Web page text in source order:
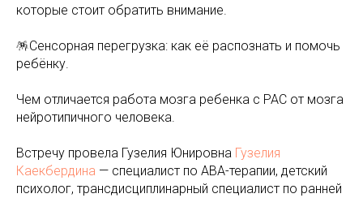
которые стоит обратить внимание.
🪅Сенсорная перегрузка: как её распознать и помочь
ребёнку.
️Чем отличается работа мозга ребенка с РАС от мозга
нейротипичного человека.
Встречу провела Гузелия Юнировна Гузелия
Каекбердина — специалист по АВА-терапии, детский
психолог, трансдисциплинарный специалист по ранней